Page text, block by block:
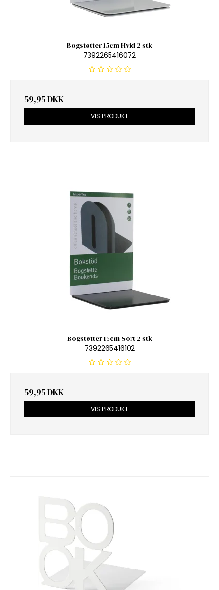
Bogstøtter 15cm Hvid 2 stk
7392265416072
59,95 DKK
VIS PRODUKT
Bogstøtter 15cm Sort 2 stk
7392265416102
59,95 DKK
VIS PRODUKT